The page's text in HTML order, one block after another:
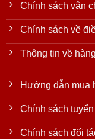
Chính sách vận
Chính sách về
Thông tin về
Hướng dẫn mua
Chính sách
Chính sách đối